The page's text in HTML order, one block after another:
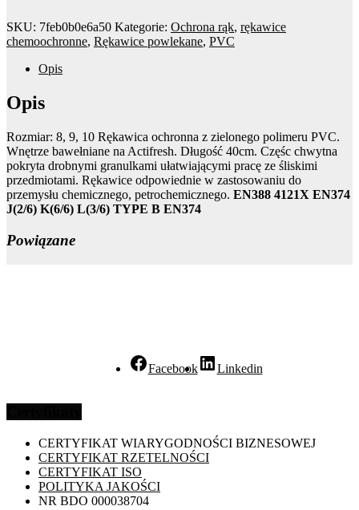
SKU: 7feb0b0e6a50 Kategorie: Ochrona rąk, rękawice
chemoochronne, Rękawice powlekane, PVC
Opis
Opis
Rozmiar: 8, 9, 10 Rękawica ochronna z zielonego polimeru PVC.
Wnętrze bawełniane na Actifresh. Długość 40cm. Częśc chwytna
pokryta drobnymi granulkami ułatwiającymi pracę ze śliskimi
przedmiotami. Rękawice odpowiednie w zastosowaniu do
przemysłu chemicznego, petrochemicznego. EN388 4121X EN374
J(2/6) K(6/6) L(3/6) TYPE B EN374
Powiązane
Facebook Linkedin
CERTYFIKAT WIARYGODNOŚCI BIZNESOWEJ
CERTYFIKAT RZETELNOŚCI
CERTYFIKAT ISO
POLITYKA JAKOŚCI
NR BDO 000038704